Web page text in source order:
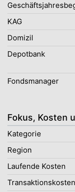
KAG
Domizil
Depotbank
Fondsmanager
Fokus, Kosten
Kategorie
Region
Laufende Kosten
Transaktionskosten